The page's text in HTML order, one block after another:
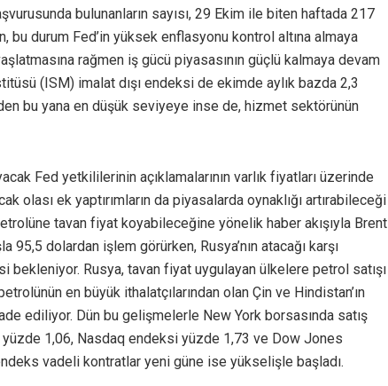
bulunanların sayısı, 29 Ekim ile biten haftada 217
durum Fed’in yüksek enflasyonu kontrol altına almaya
rağmen iş gücü piyasasının güçlü kalmaya devam
(ISM) imalat dışı endeksi de ekimde aylık bazda 2,3
bu yana en düşük seviyeye inse de, hizmet sektörünün
Fed yetkililerinin açıklamalarının varlık fiyatları üzerinde
olası ek yaptırımların da piyasalarda oynaklığı artırabileceği
tavan fiyat koyabileceğine yönelik haber akışıyla Brent
dolardan işlem görürken, Rusya’nın atacağı karşı
bekleniyor. Rusya, tavan fiyat uygulayan ülkelere petrol satışı
en büyük ithalatçılarından olan Çin ve Hindistan’ın
ediliyor. Dün bu gelişmelerle New York borsasında satış
1,06, Nasdaq endeksi yüzde 1,73 ve Dow Jones
vadeli kontratlar yeni güne ise yükselişle başladı.